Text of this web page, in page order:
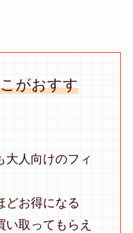
がおすす
大人向けのフィ
どお得になる
い取ってもらえ